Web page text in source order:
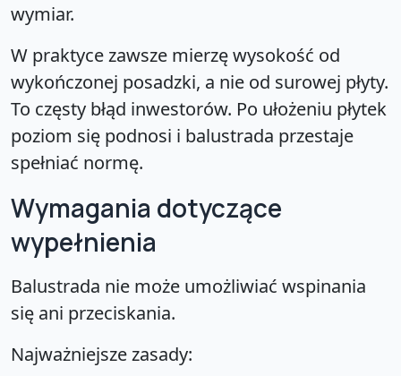
wymiar.
W praktyce zawsze mierzę wysokość od
wykończonej posadzki, a nie od surowej płyty.
To częsty błąd inwestorów. Po ułożeniu płytek
poziom się podnosi i balustrada przestaje
spełniać normę.
Wymagania dotyczące
wypełnienia
Balustrada nie może umożliwiać wspinania
się ani przeciskania.
Najważniejsze zasady: